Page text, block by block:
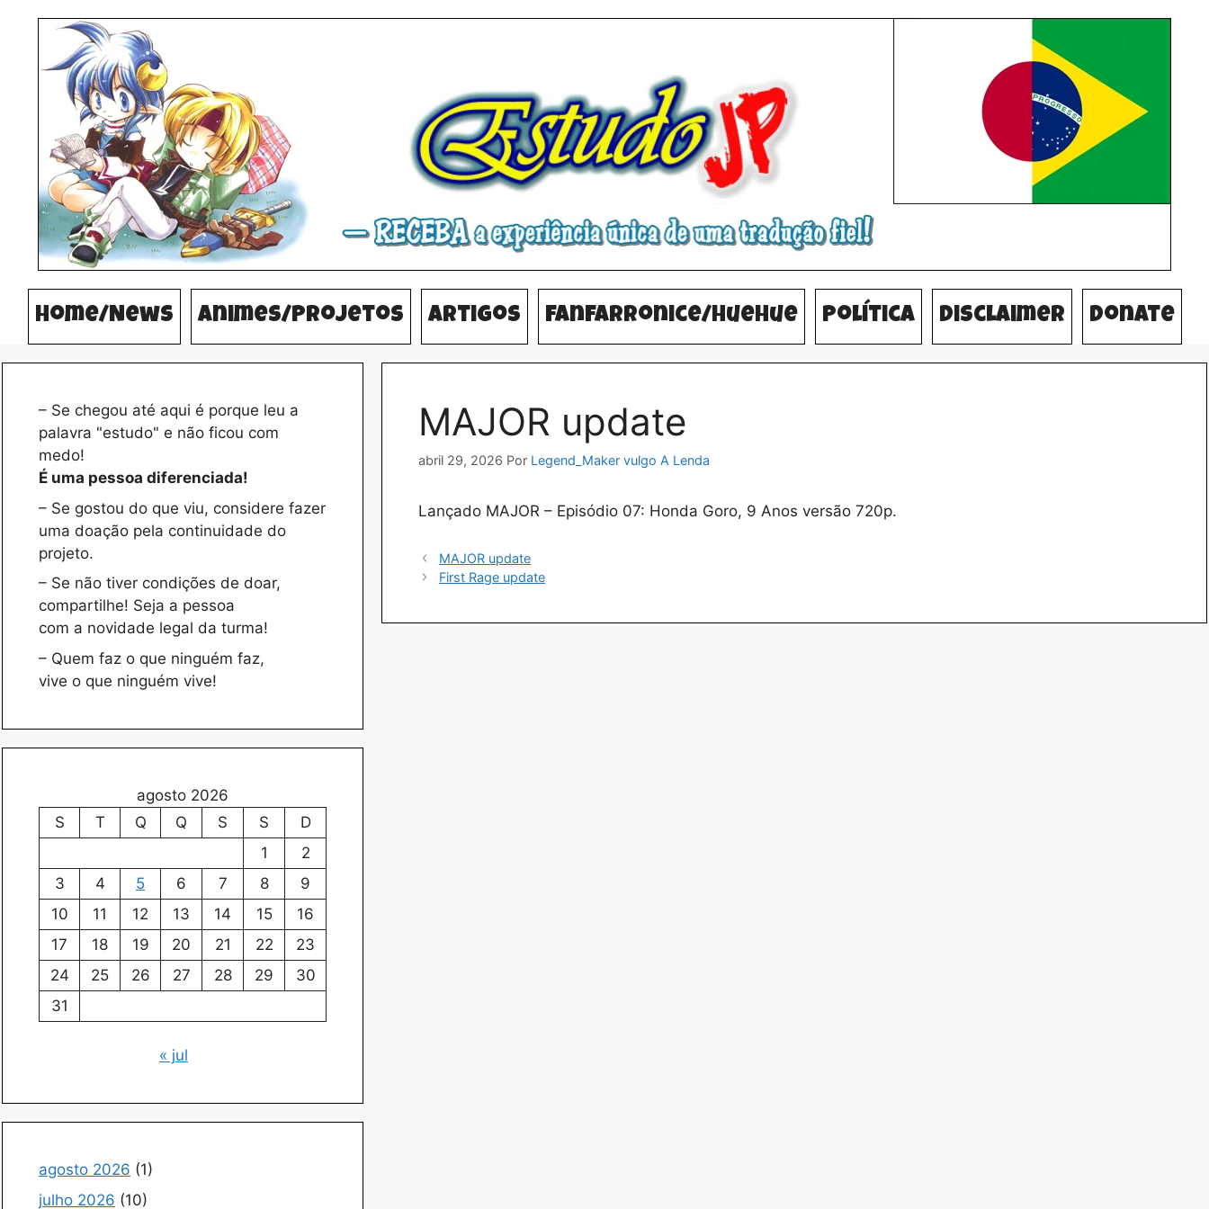
conteúdo
Home/News Animes/Projetos Artigos Fanfarronice/HueHue Política Disclaimer Donate
MAJOR update
abril 29, 2026 Por Legend_Maker vulgo A Lenda
Lançado MAJOR – Episódio 07: Honda Goro, 9 Anos versão 720p.
MAJOR update
First Rage update
– Se chegou até aqui é porque leu a
palavra "estudo" e não ficou com
medo!
É uma pessoa diferenciada!
– Se gostou do que viu, considere fazer
uma doação pela continuidade do
projeto.
– Se não tiver condições de doar,
compartilhe! Seja a pessoa
com a novidade legal da turma!
– Quem faz o que ninguém faz,
vive o que ninguém vive!
agosto 2026
S
T Q Q S S
D
1
2
3
4 5 6 7 8
9
10
11 12 13 14 15
16
17
18 19 20 21 22
23
24
25 26 27 28 29
30
31
« jul
agosto 2026 (1)
julho 2026 (10)